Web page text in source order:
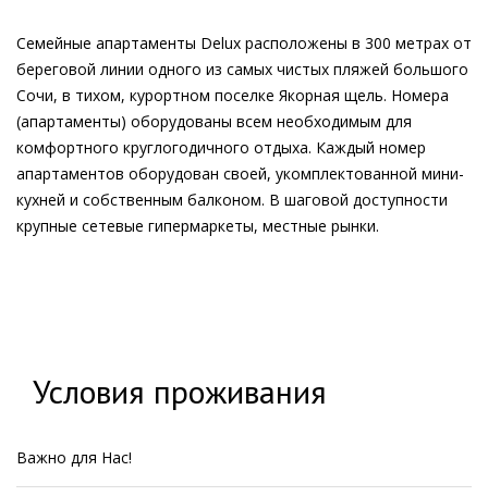
Семейные апартаменты Delux расположены в 300 метрах от
береговой линии одного из самых чистых пляжей большого
Сочи, в тихом, курортном поселке Якорная щель. Номера
(апартаменты) оборудованы всем необходимым для
комфортного круглогодичного отдыха. Каждый номер
апартаментов оборудован своей, укомплектованной мини-
кухней и собственным балконом. В шаговой доступности
крупные сетевые гипермаркеты, местные рынки.
Условия проживания
Важно для Нас!